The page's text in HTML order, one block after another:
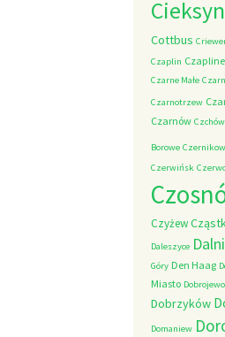
Cieksyn
Cottbus
Czaplin
Czarne Małe
Czarnotrzew
Czarnów Czchów
Borowe
Czerwińsk
Czyżew
Daleszyce
Góry Den Haag
Miasto Dobrojewo
Dobrzyków
Domaniew